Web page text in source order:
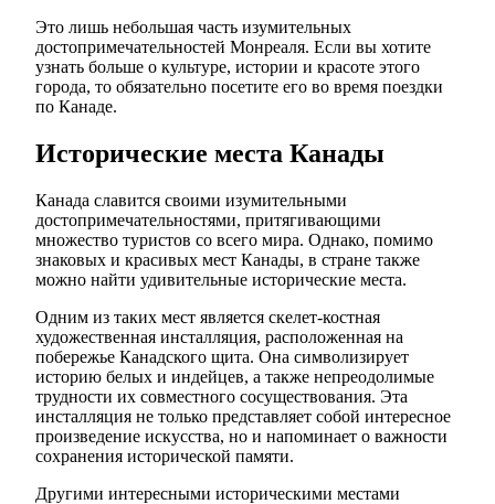
Это лишь небольшая часть изумительных
достопримечательностей Монреаля. Если вы хотите
узнать больше о культуре, истории и красоте этого
города, то обязательно посетите его во время поездки
по Канаде.
Исторические места Канады
Канада славится своими изумительными
достопримечательностями, притягивающими
множество туристов со всего мира. Однако, помимо
знаковых и красивых мест Канады, в стране также
можно найти удивительные исторические места.
Одним из таких мест является скелет-костная
художественная инсталляция, расположенная на
побережье Канадского щита. Она символизирует
историю белых и индейцев, а также непреодолимые
трудности их совместного сосуществования. Эта
инсталляция не только представляет собой интересное
произведение искусства, но и напоминает о важности
сохранения исторической памяти.
Другими интересными историческими местами